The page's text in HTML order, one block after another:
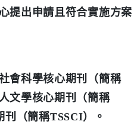
提出申請且符合實施方案
會科學核心期刊（簡稱
文學核心期刊（簡稱
刊（簡稱TSSCI）。